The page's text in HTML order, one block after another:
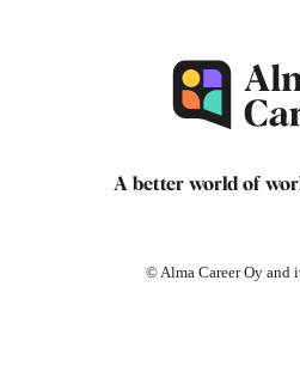
A better world of
© Alma Career Oy and